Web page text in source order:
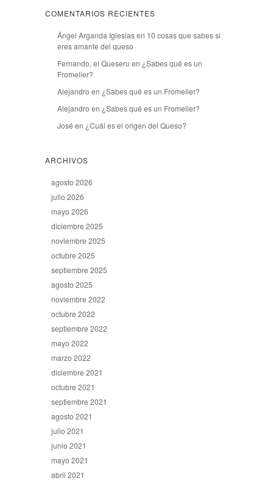
COMENTARIOS RECIENTES
Ángel Arganda Iglesiasen 10 cosas que sabes si
eres amante del queso
Fernando, el Queseru en ¿Sabes qué es un
Fromelier?
Alejandro en ¿Sabes qué es un Fromelier?
Alejandro en ¿Sabes qué es un Fromelier?
José en ¿Cuál es el origen del Queso?
ARCHIVOS
agosto 2026
julio 2026
mayo 2026
diciembre 2025
noviembre 2025
octubre 2025
septiembre 2025
agosto 2025
noviembre 2022
octubre 2022
septiembre 2022
mayo 2022
marzo 2022
diciembre 2021
octubre 2021
septiembre 2021
agosto 2021
julio 2021
junio 2021
mayo 2021
abril 2021